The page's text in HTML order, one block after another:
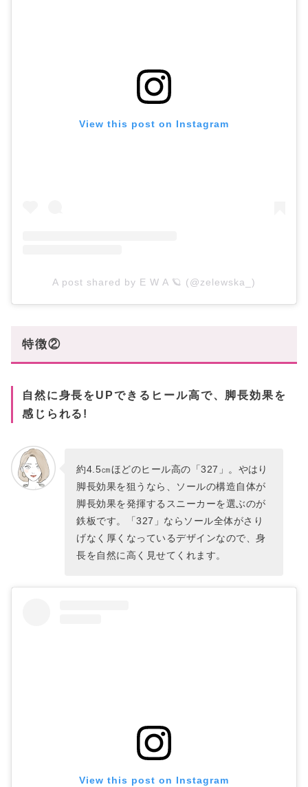
View this post on Instagram
A post shared by E W A 🪐 (@zelewska_)
特徴②
自然に身長をUPできるヒール高で、脚長効果を
感じられる!
約4.5㎝ほどのヒール高の「327」。やはり
脚長効果を狙うなら、ソールの構造自体が
脚長効果を発揮するスニーカーを選ぶのが
鉄板です。「327」ならソール全体がさり
げなく厚くなっているデザインなので、身
長を自然に高く見せてくれます。
View this post on Instagram